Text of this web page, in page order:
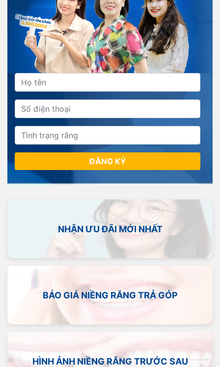
ĐĂNG KÝ
NHẬN ƯU ĐÃI MỚI NHẤT
BÁO GIÁ NIỀNG RĂNG TRẢ GÓP
HÌNH ẢNH NIỀNG RĂNG TRƯỚC SAU